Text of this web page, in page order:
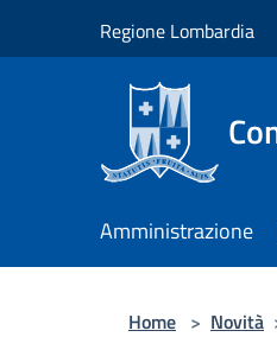
Regione Lombardia
Amministrazione
Home > Novità